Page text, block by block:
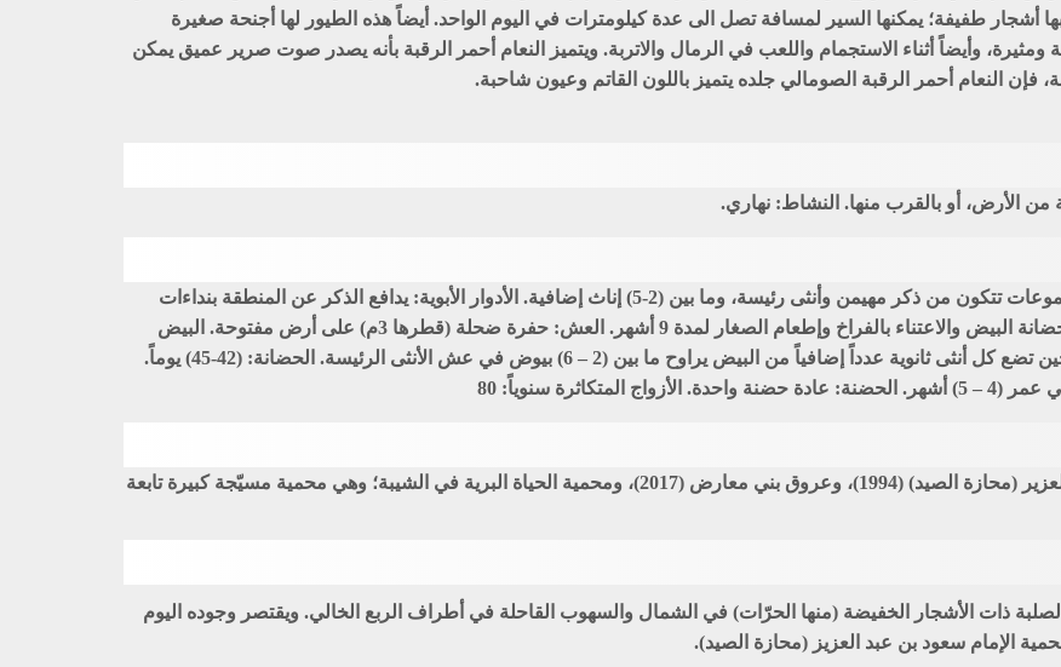
أشجار طفيفة؛ يمكنها السير لمسافة تصل الى عدة كيلومترات في اليوم الواحد. أيضاً هذه الطيور لها أجنحة صغيرة
وأيضاً أثناء الاستجمام واللعب في الرمال والاتربة. ويتميز النعام أحمر الرقبة بأنه يصدر صوت صرير عميق يمكن
النعام أحمر الرقبة الصومالي جلده يتميز باللون القاتم وعيون شاحبة.
من الأرض، أو بالقرب منها. النشاط: نهاري.
سلوك التكاثر: نظام التزاوج: أزواج متكاثرة منفردة، أو مجموعات تتكون من ذكر مهيمن وأنثى رئيسة، وما بين (2-5) إناث إضافية. الأدوار الأبوية: يدافع الذكر عن المنطقة بنداءات
مدوية ويُجهز العش. ويتولى الذكر والأنثى الرئيسة (فقط) حضانة البيض والاعتناء بالفراخ وإطعام الصغار لمدة 9 أشهر. العش: حفرة ضحلة (قطرها 3م) على أرض مفتوحة. البيض
المحضون: تضع الأنثى الرئيسة ما بين (5 – 11) بيضة، في حين تضع كل أنثى ثانوية عدداً إضافياً من البيض يراوح ما بين (2 – 6) بيوض في عش الأنثى الرئيسة. الحضانة: (42-45) يوماً.
النعام أحمر الرقبة، يوجد في محمية الإمام سعود بن عبد العزير (محازة الصيد) (1994)، وعروق بني معارض (2017)، ومحمية الحياة البرية في الشيبة؛ وهي محمية مسيّجة كبيرة تابعة
ذات الأشجار الخفيضة (منها الحرّات) في الشمال والسهوب القاحلة في أطراف الربع الخالي. ويقتصر وجوده اليوم
الإمام سعود بن عبد العزيز (محازة الصيد).